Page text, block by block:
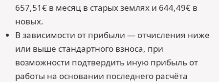
657,51€ в месяц в старых землях и 644,49€ в
новых.
В зависимости от прибыли — отчисления ниже
или выше стандартного взноса, при
возможности подтвердить иную прибыль от
работы на основании последнего расчёта